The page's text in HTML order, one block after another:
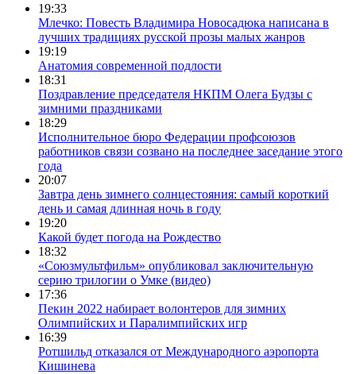
19:33
Млечко: Повесть Владимира Новосадюка написана в
лучших традициях русской прозы малых жанров
19:19
Анатомия современной подлости
18:31
Поздравление председателя НКПМ Олега Будзы с
зимними праздниками
18:29
Исполнительное бюро Федерации профсоюзов
работников связи созвано на последнее заседание этого
года
20:07
Завтра день зимнего солнцестояния: самый короткий
день и самая длинная ночь в году
19:20
Какой будет погода на Рождество
18:32
«Союзмультфильм» опубликовал заключительную
серию трилогии о Умке (видео)
17:36
Пекин 2022 набирает волонтеров для зимних
Олимпийских и Паралимпийских игр
16:39
Ротшильд отказался от Международного аэропорта
Кишинева